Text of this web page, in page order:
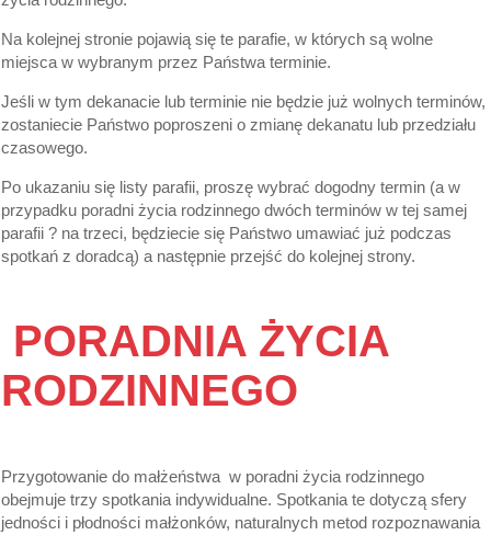
Na kolejnej stronie pojawią się te parafie, w których są wolne
miejsca w wybranym przez Państwa terminie.
Jeśli w tym dekanacie lub terminie nie będzie już wolnych terminów,
zostaniecie Państwo poproszeni o zmianę dekanatu lub przedziału
czasowego.
Po ukazaniu się listy parafii, proszę wybrać dogodny termin (a w
przypadku poradni życia rodzinnego dwóch terminów w tej samej
parafii ? na trzeci, będziecie się Państwo umawiać już podczas
spotkań z doradcą) a następnie przejść do kolejnej strony.
PORADNIA ŻYCIA
RODZINNEGO
Przygotowanie do małżeństwa w poradni życia rodzinnego
obejmuje trzy spotkania indywidualne. Spotkania te dotyczą sfery
jedności i płodności małżonków, naturalnych metod rozpoznawania